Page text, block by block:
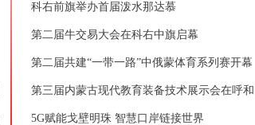
警
科右前旗举办首届泼水那达慕
第二届牛交易大会在科右中旗启幕
第二届共建“一带一路”中俄蒙体育系列赛开幕
第三届内蒙古现代教育装备技术展示会在呼和
浩特开幕
5G赋能戈壁明珠 智慧口岸链接世界